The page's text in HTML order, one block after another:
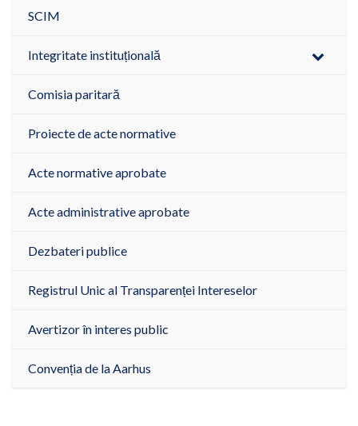
SCIM
Integritate instituțională
Comisia paritară
Proiecte de acte normative
Acte normative aprobate
Acte administrative aprobate
Dezbateri publice
Registrul Unic al Transparenței Intereselor
Avertizor în interes public
Convenția de la Aarhus